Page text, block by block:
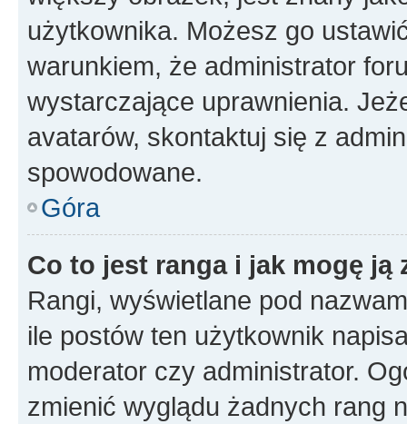
użytkownika. Możesz go
warunkiem, że administrator
wystarczające uprawnienia.
avatarów, skontaktuj się z
spowodowane.
Góra
Co to jest ranga i jak mogę ją
Rangi, wyświetlane pod
ile postów ten użytkownik
moderator czy administrator.
zmienić wyglądu żadnych rang